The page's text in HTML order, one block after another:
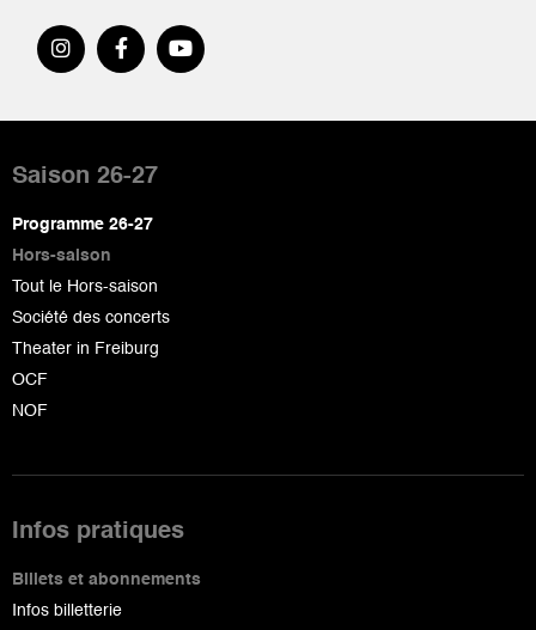
de
page
Saison 26-27
Programme 26-27
Hors-saison
Tout le Hors-saison
Société des concerts
Theater in Freiburg
OCF
NOF
Infos pratiques
Billets et abonnements
Infos billetterie